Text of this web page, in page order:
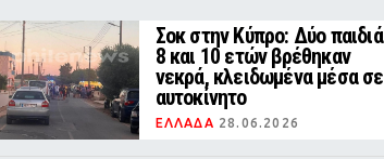
Σοκ στην Κύπρο: Δύο παιδιά
8 και 10 ετών βρέθηκαν
νεκρά, κλειδωμένα μέσα σε
αυτοκίνητο
ΕΛΛΑΔΑ 28.06.2026